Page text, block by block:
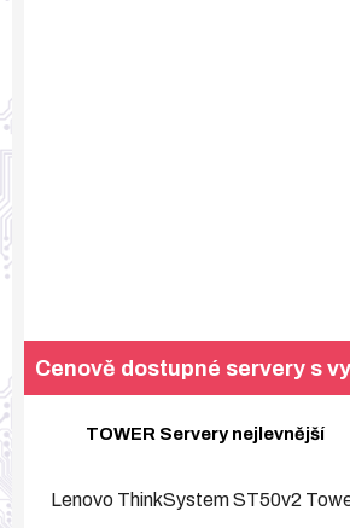
Cenově dostupné servery s
TOWER Servery nejlevnější
Lenovo ThinkSystem ST50v2